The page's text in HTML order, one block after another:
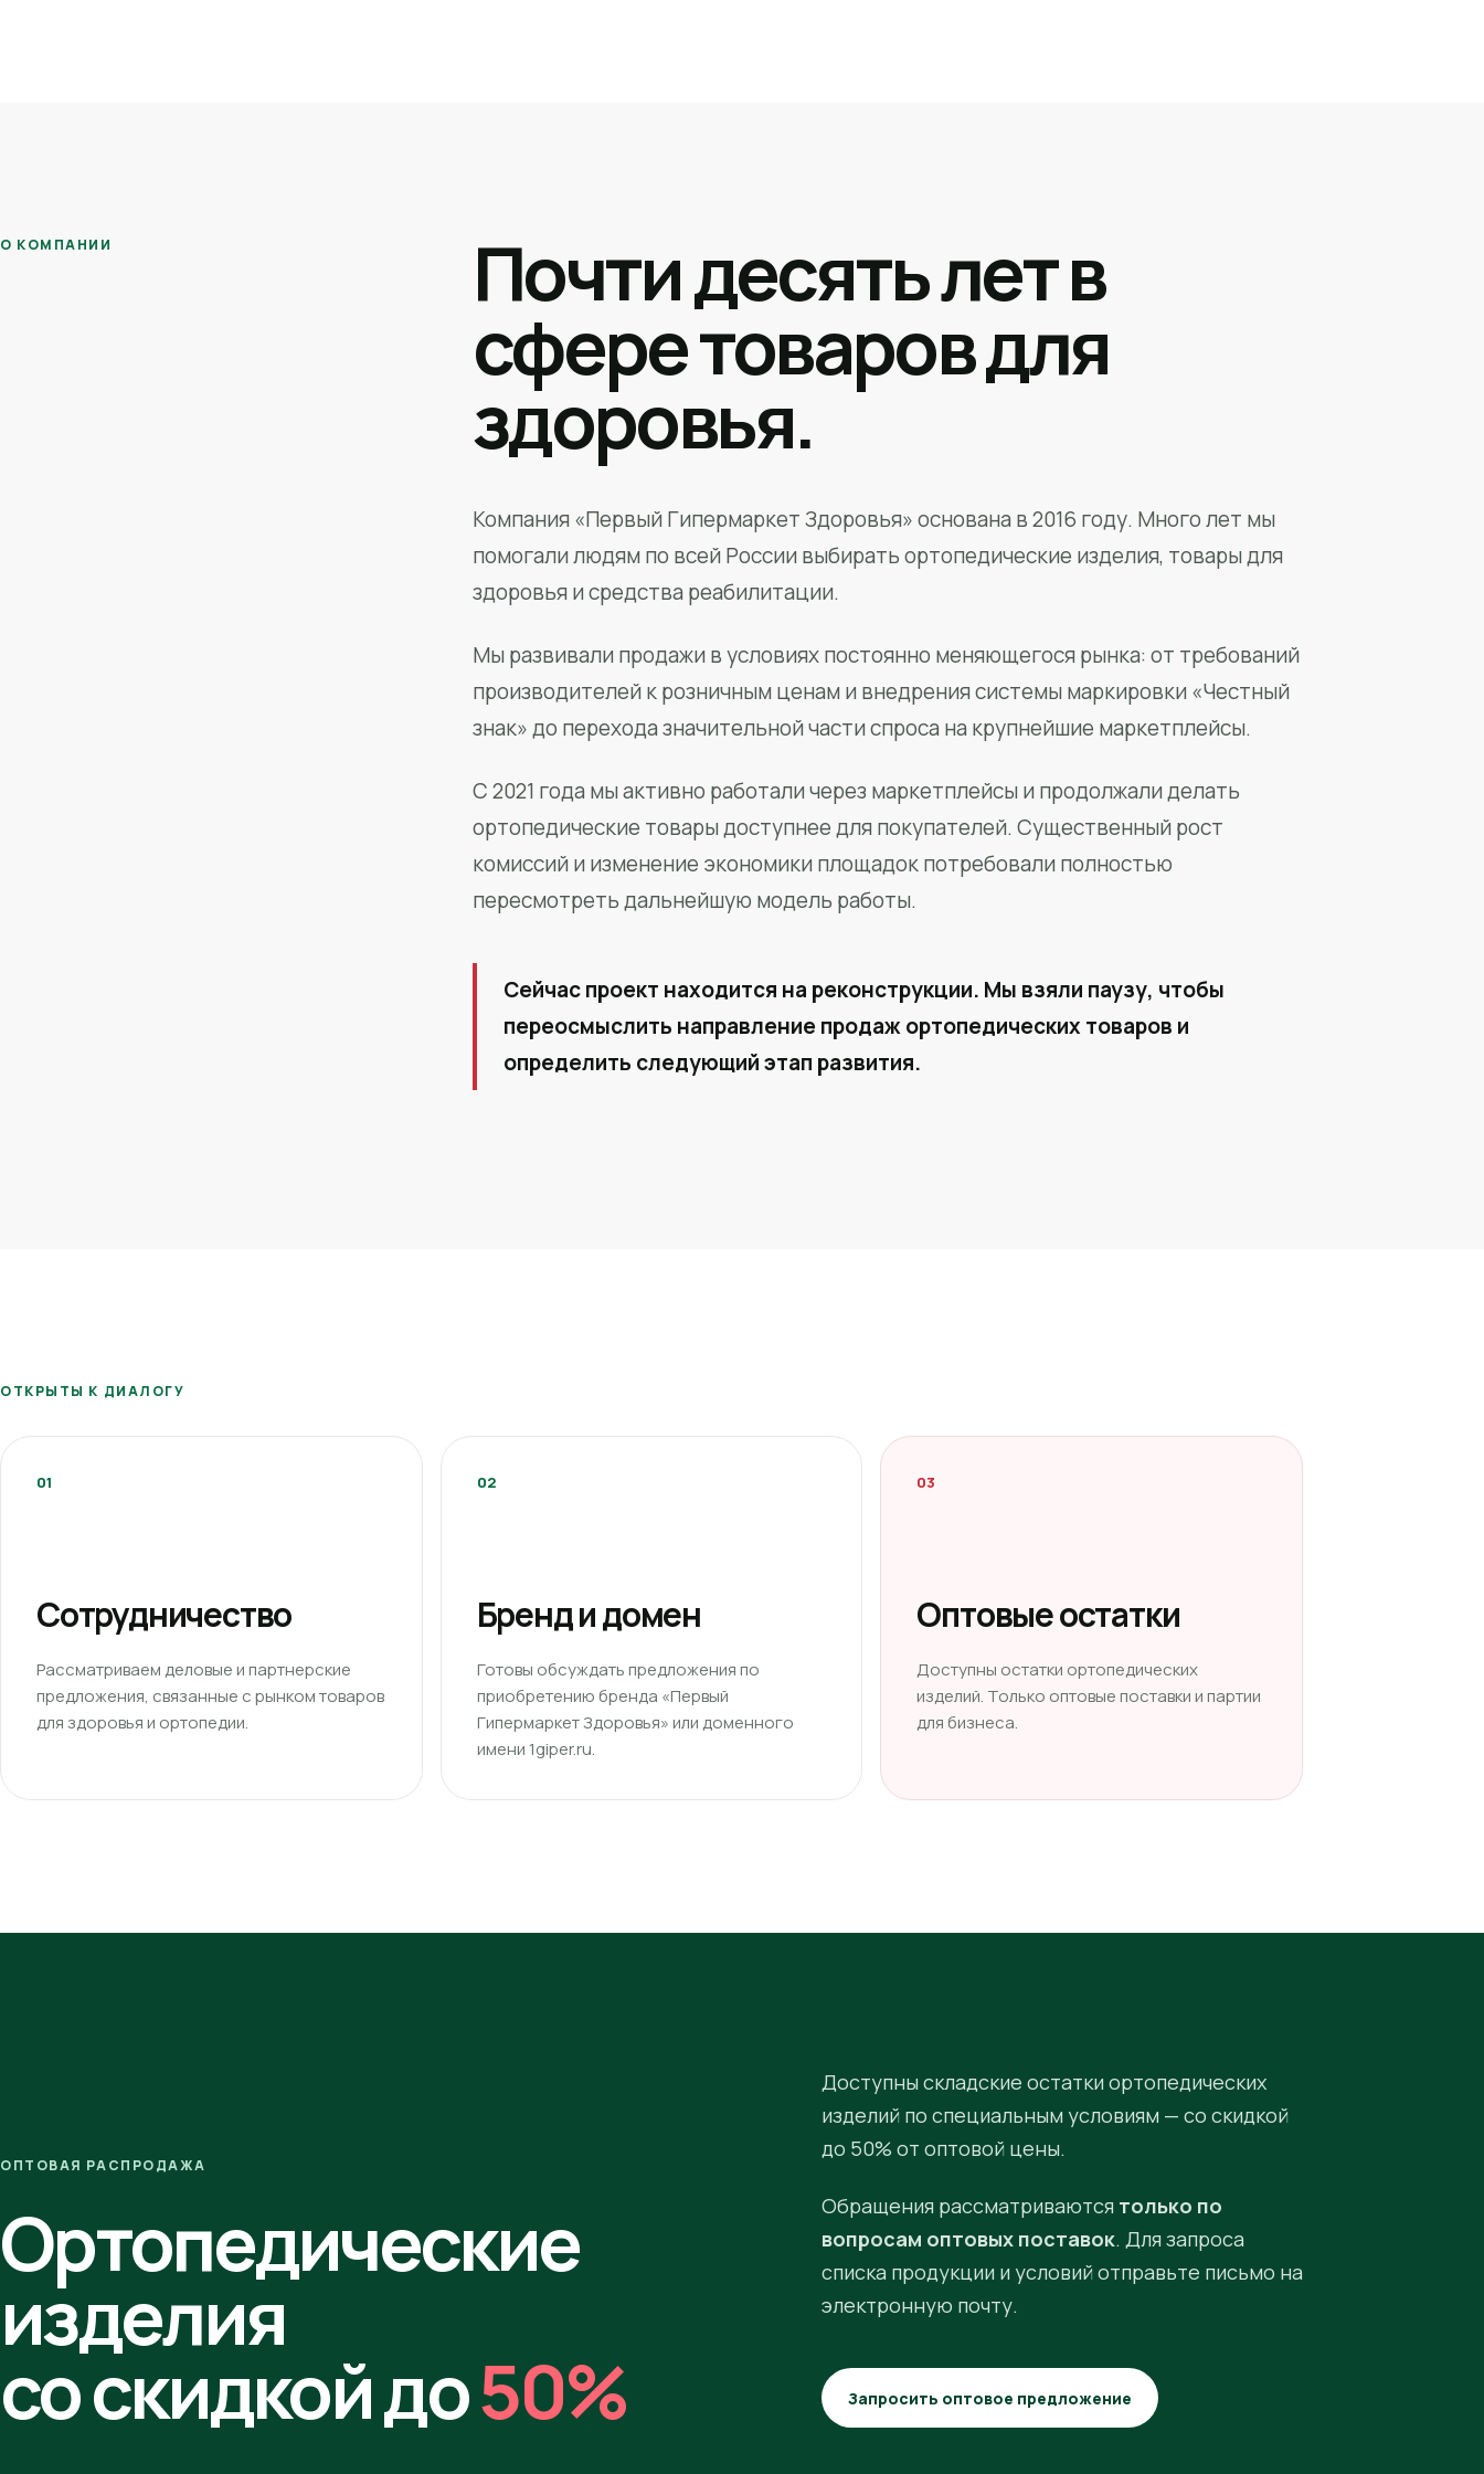
О КОМПАНИИ Почти десять лет в
сфере товаров для
здоровья.
Компания «Первый Гипермаркет Здоровья» основана в 2016 году. Много лет мы
помогали людям по всей России выбирать ортопедические изделия, товары для
здоровья и средства реабилитации.
Мы развивали продажи в условиях постоянно меняющегося рынка: от требований
производителей к розничным ценам и внедрения системы маркировки «Честный
знак» до перехода значительной части спроса на крупнейшие маркетплейсы.
С 2021 года мы активно работали через маркетплейсы и продолжали делать
ортопедические товары доступнее для покупателей. Существенный рост
комиссий и изменение экономики площадок потребовали полностью
пересмотреть дальнейшую модель работы.
Сейчас проект находится на реконструкции. Мы взяли паузу, чтобы
переосмыслить направление продаж ортопедических товаров и
определить следующий этап развития.
ОТКРЫТЫ К ДИАЛОГУ
01
Сотрудничество
Рассматриваем деловые и партнерские
предложения, связанные с рынком товаров
для здоровья и ортопедии.
02
Бренд и домен
Готовы обсуждать предложения по
приобретению бренда «Первый
Гипермаркет Здоровья» или доменного
имени 1giper.ru.
03
Оптовые остатки
Доступны остатки ортопедических
изделий. Только оптовые поставки и партии
для бизнеса.
ОПТОВАЯ РАСПРОДАЖА
Ортопедические
изделия
со скидкой до50%
Доступны складские остатки ортопедических
изделий по специальным условиям — со скидкой
до 50% от оптовой цены.
Обращения рассматриваются только по
вопросам оптовых поставок. Для запроса
списка продукции и условий отправьте письмо на
электронную почту.
Запросить оптовое предложение